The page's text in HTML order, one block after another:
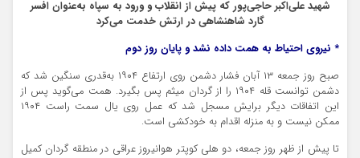
شهید علی‌اکبر حاجی‌پور که پیش از انقلاب و ورود به سپاه به‌عنوان افسر
گارد شاهنشاهی در ارتش خدمت می‌کرد
* نیروی احتیاط به همت داده نشد و پایان روز دوم
صبح روز جمعه ۱۳ آبان فشار دشمن روی ارتفاع ۱۹۰۴ به‌قدری سنگین شد که
دشمن توانست قله ۱۹۰۴ را از گردان میثم پس بگیرد. همت می‌گوید پس از
این اتفاقات دیگر برایش مسجل شد که عمل روی یال سمت راست ۱۹۰۴
ممکن نیست و به منزله اقدام به خودکشی است.
تا پیش از ظهر روز جمعه، دو هلی کوپتر هوانیروز عراقی در منطقه گردان کمیل